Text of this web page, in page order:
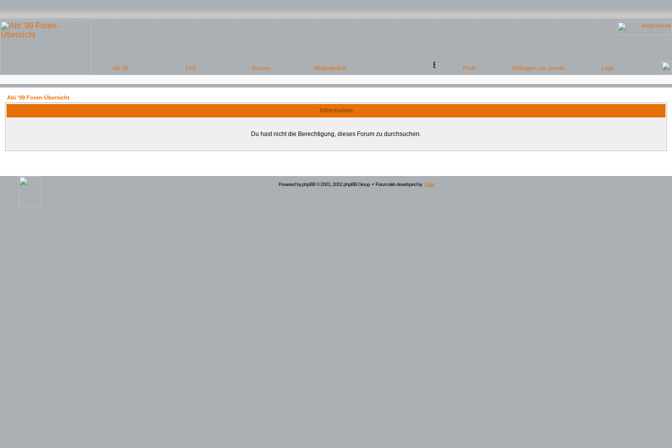
Abi '99 Foren-Übersicht
Information
Du hast nicht die Berechtigung, dieses Forum zu durchsuchen.
Powered byphpBB© 2001, 2002 phpBB Group • Forum skin developed by Volize